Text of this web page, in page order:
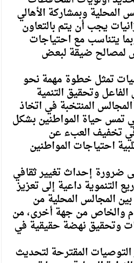
المحلية وبمشاركة الأهالي
يجب أن يتم بالتعاون
يتناسب مع احتياجات
لمصالح ضيقة لبعض
تمثل خطوة مهمة نحو
وتحقيق التنمية
المجالس المنتخبة في اتخاذ
تمس حياة المواطنين بشكل
تخفيف العبء عن
احتياجات المواطنين
ضرورة إحداث تغيير ثقافي
التنموية داعية إلى تعزيز
بين المجالس المحلية من
والخاص من جهة أخرى، من
وتحقيق نهضة حقيقية في
المقترحة لتحديث